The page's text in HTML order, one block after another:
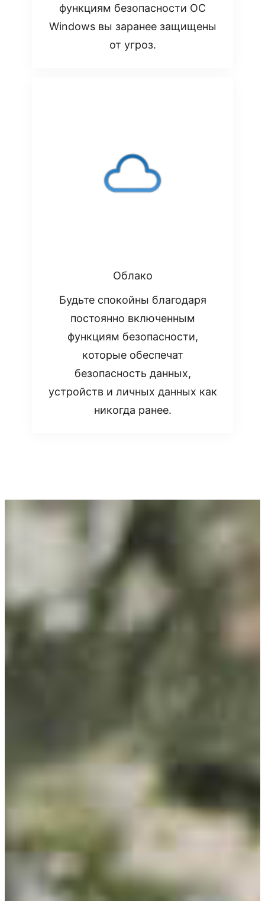
функциям безопасности ОС
Windows вы заранее защищены
от угроз.
Облако
Будьте спокойны благодаря
постоянно включенным
функциям безопасности,
которые обеспечат
безопасность данных,
устройств и личных данных как
никогда ранее.